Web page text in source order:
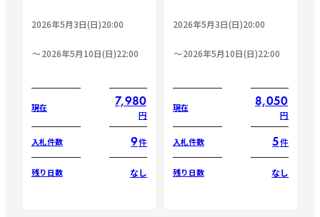
2026年5月3日(日)20:00
2026年5月10日(日)22:00
現在 7,980
円
入札件数 9件
残り日数 なし
2026年5月3日(日)20:00
2026年5月10日(日)22:00
現在 8,050
円
入札件数 5件
残り日数 なし